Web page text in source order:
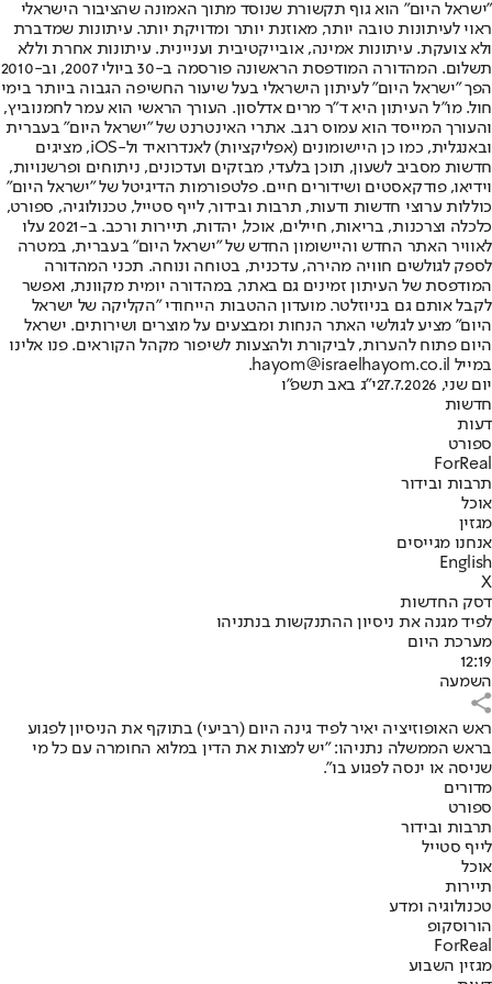
"ישראל היום" הוא גוף תקשורת שנוסד מתוך האמונה שהציבור הישראלי
ראוי לעיתונות טובה יותר, מאוזנת יותר ומדויקת יותר. עיתונות שמדברת
ולא צועקת. עיתונות אמינה, אובייקטיבית ועניינית. עיתונות אחרת וללא
תשלום. המהדורה המודפסת הראשונה פורסמה ב-30 ביולי 2007, וב-2010
הפך "ישראל היום" לעיתון הישראלי בעל שיעור החשיפה הגבוה ביותר בימי
חול. מו"ל העיתון היא ד"ר מרים אדלסון. העורך הראשי הוא עמר לחמנוביץ,
והעורך המייסד הוא עמוס רגב. אתרי האינטרנט של "ישראל היום" בעברית
ובאנגלית, כמו כן היישומונים (אפליקציות) לאנדרואיד ול-iOS, מציגים
חדשות מסביב לשעון, תוכן בלעדי, מבזקים ועדכונים, ניתוחים ופרשנויות,
וידיאו, פודקאסטים ושידורים חיים. פלטפורמות הדיגיטל של "ישראל היום"
כוללות ערוצי חדשות ודעות, תרבות ובידור, לייף סטייל, טכנולוגיה, ספורט,
כלכלה וצרכנות, בריאות, חיילים, אוכל, יהדות, תיירות ורכב. ב-2021 עלו
לאוויר האתר החדש והיישומון החדש של "ישראל היום" בעברית, במטרה
לספק לגולשים חוויה מהירה, עדכנית, בטוחה ונוחה. תכני המהדורה
המודפסת של העיתון זמינים גם באתר, במהדורה יומית מקוונת, ואפשר
לקבל אותם גם בניוזלטר. מועדון ההטבות הייחודי "הקליקה של ישראל
היום" מציע לגולשי האתר הנחות ומבצעים על מוצרים ושירותים. ישראל
היום פתוח להערות, לביקורת ולהצעות לשיפור מקהל הקוראים. פנו אלינו
במייל hayom@israelhayom.co.il.
יום שני, 27.7.2026
י"ג באב תשפ"ו
חדשות
דעות
ספורט
ForReal
תרבות ובידור
אוכל
מגזין
אנחנו מגייסים
English
X
דסק החדשות
לפיד מגנה את ניסיון ההתנקשות בנתניהו
מערכת היום
12:19
השמעה
ראש האופוזיציה יאיר לפיד גינה היום (רביעי) בתוקף את הניסיון לפגוע
בראש הממשלה נתניהו: "יש למצות את הדין במלוא החומרה עם כל מי
שניסה או ינסה לפגוע בו".
מדורים
ספורט
תרבות ובידור
לייף סטייל
אוכל
תיירות
טכנולוגיה ומדע
הורוסקופ
ForReal
מגזין השבוע